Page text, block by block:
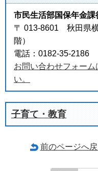
市民生活部国保年金
〒 013-8601 秋田県
階）
電話：0182-35-2186
お問い合わせフォー
い。
子育て・教育
前のページへ